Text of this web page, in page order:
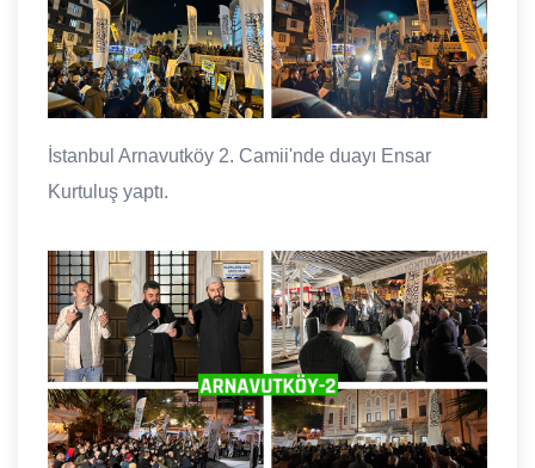
İstanbul Arnavutköy 2. Camii'nde duayı Ensar
Kurtuluş yaptı.